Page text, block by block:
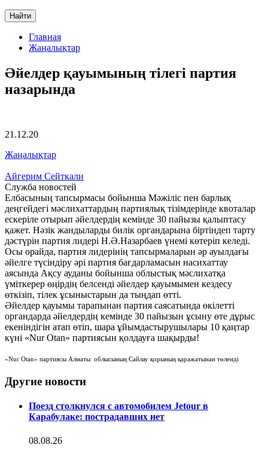
Найти
Главная
Жаңалықтар
Әйелдер қауымының тілегі партия
назарында
21.12.20
Жаңалықтар
Айгерим Сейткали
Служба новостей
Елбасының тапсырмасы бойынша Мәжіліс пен барлық
деңгейдегі мәслихаттардың партиялық тізімдерінде квоталар
ескеріле отырып әйелдердің кемінде 30 пайызы қалыптасу
қажет. Нәзік жандыларды билік органдарына біртіндеп тарту
дәстүрін партия лидері Н.Ә.Назарбаев үнемі көтеріп келеді.
Осы орайда, партия лидерінің тапсырмаларын әр ауылдағы
әйелге түсіндіру әрі партия бағдарламасын насихаттау
аясында Ақсу ауданы бойынша облыстық мәслихатқа
үміткерер өңірдің белсенді әйелдер қауымымен кездесу
өткізіп, тілек ұсыныстарын да тыңдап өтті.
Әйелдер қауымы тарапынан партия саясатында өкілетті
органдарда әйелдердің кемінде 30 пайызын ұсыну өте дұрыс
екеніндігін атап өтіп, шара ұйымдастырушылары 10 қаңтар
күні «Nur Otan» партиясын қолдауға шақырды!
«Nur Otan» партиясы Алматы облысының Сайлау қорының қаражатынан төленді
Другие новости
Поезд столкнулся с автомобилем Jetour в
Карабулаке: пострадавших нет
08.08.26